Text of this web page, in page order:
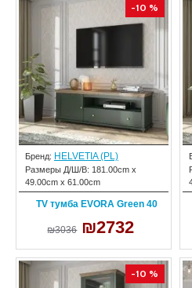
-10 %
Бренд: HELVETIA (PL)
Размеры Д/Ш/В: 181.00cm x
49.00cm x 61.00cm
TV тумба EVORA Green 40
₪3036 ₪2732
-10 %